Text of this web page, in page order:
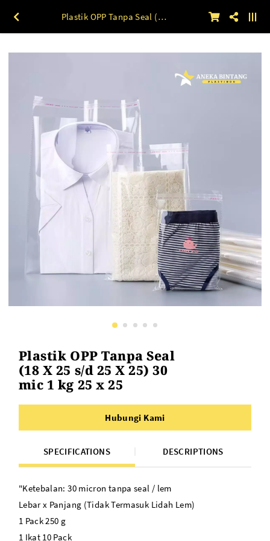
Plastik OPP Tanpa Seal (18 X 25 s/d 25 X 25) 30 mic 1 kg 25 x 25
Plastik OPP Tanpa Seal
(18 X 25 s/d 25 X 25) 30
mic 1 kg 25 x 25
Hubungi Kami
SPECIFICATIONS DESCRIPTIONS
"Ketebalan: 30 micron tanpa seal / lem
Lebar x Panjang (Tidak Termasuk Lidah Lem)
1 Pack 250 g
1 Ikat 10 Pack